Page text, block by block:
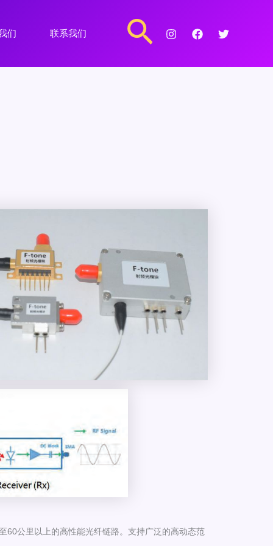
们 联系我们
搜
索
60公里以上的高性能光纤链路。支持广泛的高动态范